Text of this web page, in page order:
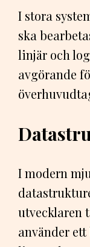
I stora
ska
linjär och
avgörande
I modern
utvecklaren
använder